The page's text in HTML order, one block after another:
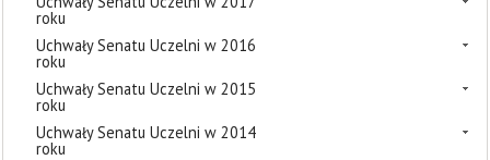
roku
Uchwały Senatu Uczelni w 2016
roku
Uchwały Senatu Uczelni w 2015
roku
Uchwały Senatu Uczelni w 2014
roku